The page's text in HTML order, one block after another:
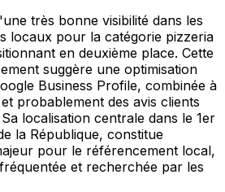
très bonne visibilité dans les
locaux pour la catégorie pizzeria
en deuxième place. Cette
suggère une optimisation
Business Profile, combinée à
probablement des avis clients
localisation centrale dans le 1er
la République, constitue
pour le référencement local,
et recherchée par les